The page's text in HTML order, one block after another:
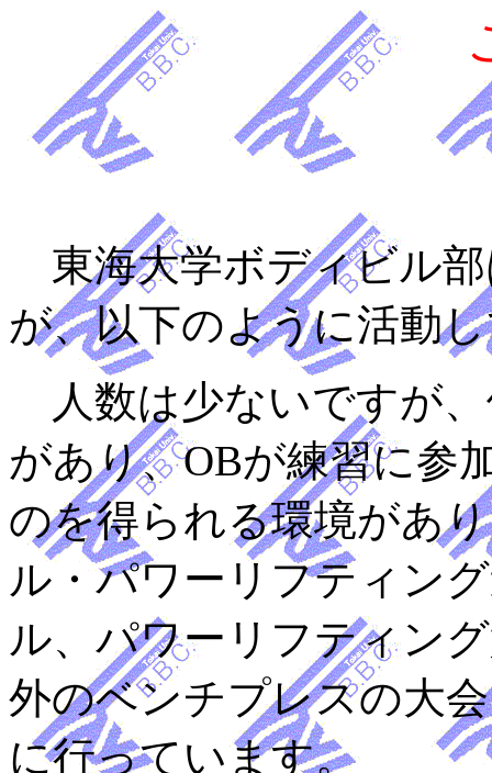
東海大学ボディビル
が、以下のように活動
人数は少ないですが
があり、OBが練習に参
のを得られる環境があ
ル・パワーリフティン
ル、パワーリフティン
外のベンチプレスの大
に行っています。